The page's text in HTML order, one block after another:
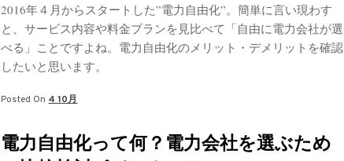
2016年４月からスタートした”電力自由化”。簡単に言い現わす
と、サービス内容や料金プランを見比べて「自由に電力会社が選
べる」ことですよね。電力自由化のメリット・デメリットを確認
したいと思います。
Posted On 4 10月
電力自由化って何？電力会社を選ぶため